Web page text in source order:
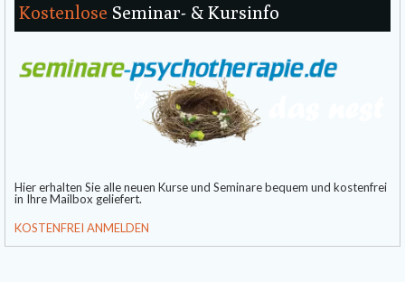
Kostenlose Seminar- & Kursinfo
Hier erhalten Sie alle neuen Kurse und Seminare bequem und kostenfrei
in Ihre Mailbox geliefert.
KOSTENFREI ANMELDEN